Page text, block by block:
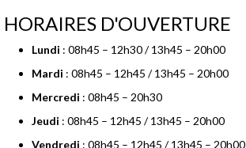
HORAIRES D'OUVERTURE
Lundi : 08h45 – 12h30 / 13h45 – 20h00
Mardi : 08h45 – 12h45 / 13h45 – 20h00
Mercredi : 08h45 – 20h30
Jeudi : 08h45 – 12h45 / 13h45 – 20h00
Vendredi : 08h45 – 12h45 / 13h45 – 20h00